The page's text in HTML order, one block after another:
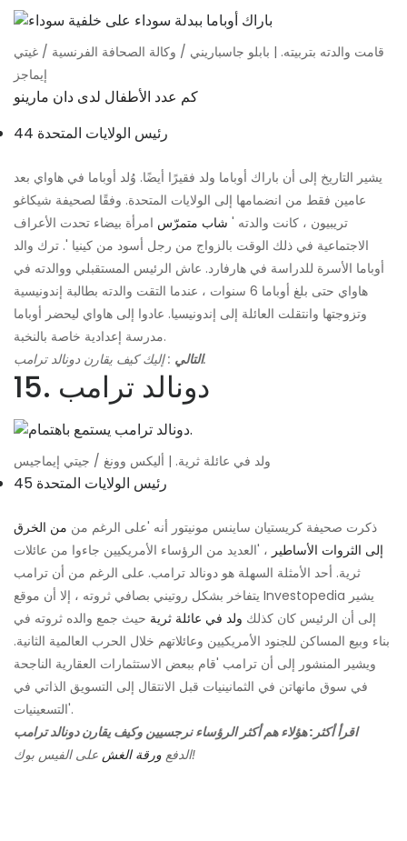
قامت والدته بتربيته. | بابلو جاسباريني / وكالة الصحافة الفرنسية / غيتي
إيماجز
كم عدد الأطفال لدى دان مارينو
44 رئيس الولايات المتحدة
يشير التاريخ إلى أن باراك أوباما ولد فقيرًا أيضًا. وُلد أوباما في هاواي بعد
عامين فقط من انضمامها إلى الولايات المتحدة. وفقًا لصحيفة شيكاغو
تريبيون ، كانت والدته ' شاب متمرّس امرأة بيضاء تحدت الأعراف
الاجتماعية في ذلك الوقت بالزواج من رجل أسود من كينيا '. ترك والد
أوباما الأسرة للدراسة في هارفارد. عاش الرئيس المستقبلي ووالدته في
هاواي حتى بلغ أوباما 6 سنوات ، عندما التقت والدته بطالبة إندونيسية
وتزوجتها وانتقلت العائلة إلى إندونيسيا. عادوا إلى هاواي ليحضر أوباما
مدرسة إعدادية خاصة بالنخبة.
التالي: إليك كيف يقارن دونالد ترامب.
15. دونالد ترامب
ولد في عائلة ثرية. | أليكس وونغ / جيتي إيماجيس
45 رئيس الولايات المتحدة
ذكرت صحيفة كريستيان ساينس مونيتور أنه 'على الرغم من من الخرق
إلى الثروات الأساطير ، 'العديد من الرؤساء الأمريكيين جاءوا من عائلات
ثرية. أحد الأمثلة السهلة هو دونالد ترامب. على الرغم من أن ترامب
يتفاخر بشكل روتيني بصافي ثروته ، إلا أن موقع Investopedia يشير
إلى أن الرئيس كان كذلك ولد في عائلة ثرية حيث جمع والده ثروته في
بناء وبيع المساكن للجنود الأمريكيين وعائلاتهم خلال الحرب العالمية الثانية.
ويشير المنشور إلى أن ترامب 'قام ببعض الاستثمارات العقارية الناجحة
في سوق مانهاتن في الثمانينيات قبل الانتقال إلى التسويق الذاتي في
التسعينيات'.
اقرأ أكثر: هؤلاء هم أكثر الرؤساء نرجسيين وكيف يقارن دونالد ترامب
الدفع ورقة الغش على الفيس بوك!